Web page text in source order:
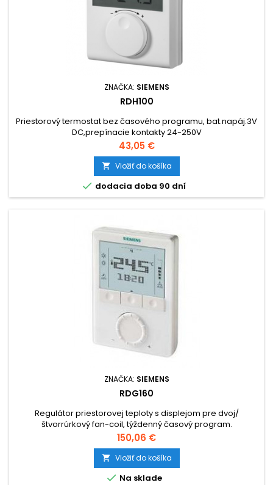
ZNAČKA: SIEMENS
RDH100
Priestorový termostat bez časového programu, bat.napáj.3V
DC,prepínacie kontakty 24-250V
Cena
43,05 €
 Vložiť do košíka
 dodacia doba 90 dní
ZNAČKA: SIEMENS
RDG160
Regulátor priestorovej teploty s displejom pre dvoj/
štvorrúrkový fan-coil, týždenný časový program.
Cena
150,06 €
 Vložiť do košíka
 Na sklade